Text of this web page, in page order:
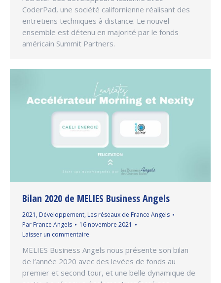
CoderPad, une société californienne réalisant des
entretiens techniques à distance. Le nouvel
ensemble est détenu en majorité par le fonds
américain Summit Partners.
Bilan 2020 de MELIES Business Angels
2021 , Développement, Les réseaux de France Angels
Par France Angels
16 novembre 2021
Laisser un commentaire
MELIES Business Angels nous présente son bilan
de l’année 2020 avec des levées de fonds au
premier et second tour, et une belle dynamique de